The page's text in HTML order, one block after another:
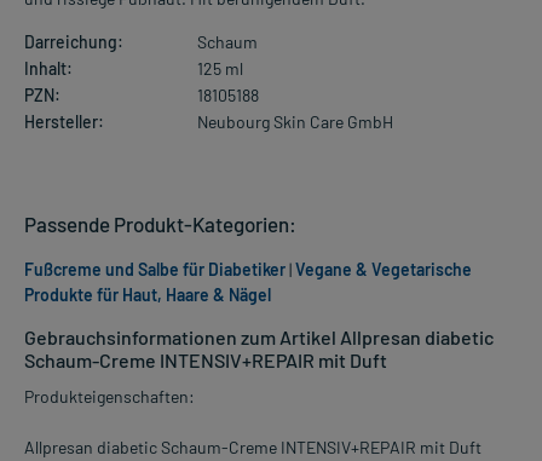
Darreichung:
Schaum
Inhalt:
125 ml
PZN:
18105188
Hersteller:
Neubourg Skin Care GmbH
Gebrauchsinformationen zum Artikel Allpresan diabetic
Schaum-Creme INTENSIV+REPAIR mit Duft
Produkteigenschaften:
Allpresan diabetic Schaum-Creme INTENSIV+REPAIR mit Duft
Passende Produkt-Kategorien:
Fußcreme und Salbe für Diabetiker|Vegane & Vegetarische
Produkte für Haut, Haare & Nägel